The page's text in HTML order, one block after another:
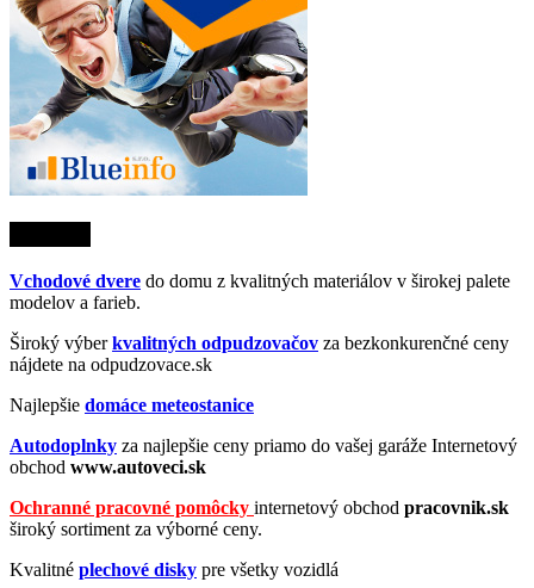
Vchodové dvere do domu z kvalitných materiálov v širokej palete
modelov a farieb.
Široký výberkvalitných odpudzovačov za bezkonkurenčné ceny
nájdete na odpudzovace.sk
Najlepšie domáce meteostanice
Autodoplnky za najlepšie ceny priamo do vašej garáže Internetový
obchod www.autoveci.sk
Ochranné pracovné pomôcky internetový obchod pracovnik.sk
široký sortiment za výborné ceny.
Kvalitné plechové disky pre všetky vozidlá